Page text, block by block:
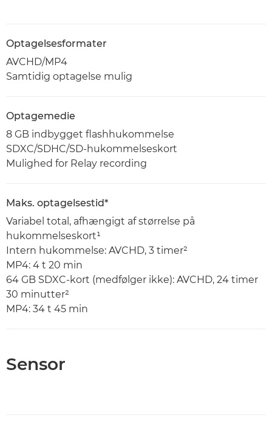
Optagelsesformater
AVCHD/MP4
Samtidig optagelse mulig
Optagemedie
8 GB indbygget flashhukommelse
SDXC/SDHC/SD-hukommelseskort
Mulighed for Relay recording
Maks. optagelsestid*
Variabel total, afhængigt af størrelse på
hukommelseskort¹
Intern hukommelse: AVCHD, 3 timer²
MP4: 4 t 20 min
64 GB SDXC-kort (medfølger ikke): AVCHD, 24 timer
30 minutter²
MP4: 34 t 45 min
Sensor